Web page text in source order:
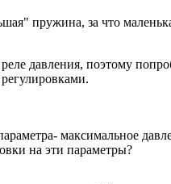
пружина, за что
давления, поэтому
максимальное
на эти параметры?